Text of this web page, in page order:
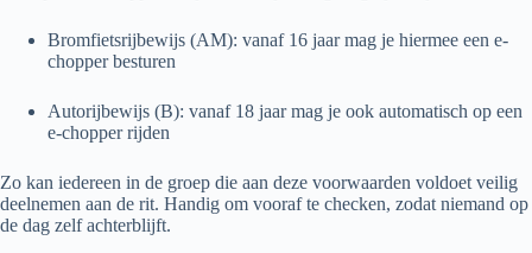
Bromfietsrijbewijs (AM): vanaf 16 jaar mag je hiermee een e-
chopper besturen
Autorijbewijs (B): vanaf 18 jaar mag je ook automatisch op een
e-chopper rijden
Zo kan iedereen in de groep die aan deze voorwaarden voldoet veilig
deelnemen aan de rit. Handig om vooraf te checken, zodat niemand op
de dag zelf achterblijft.